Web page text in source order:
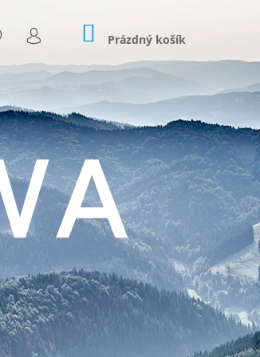
HLEDAT
PŘIHLÁŠENÍ
NÁKUPNÍ
KOŠÍK
Prázdný košík